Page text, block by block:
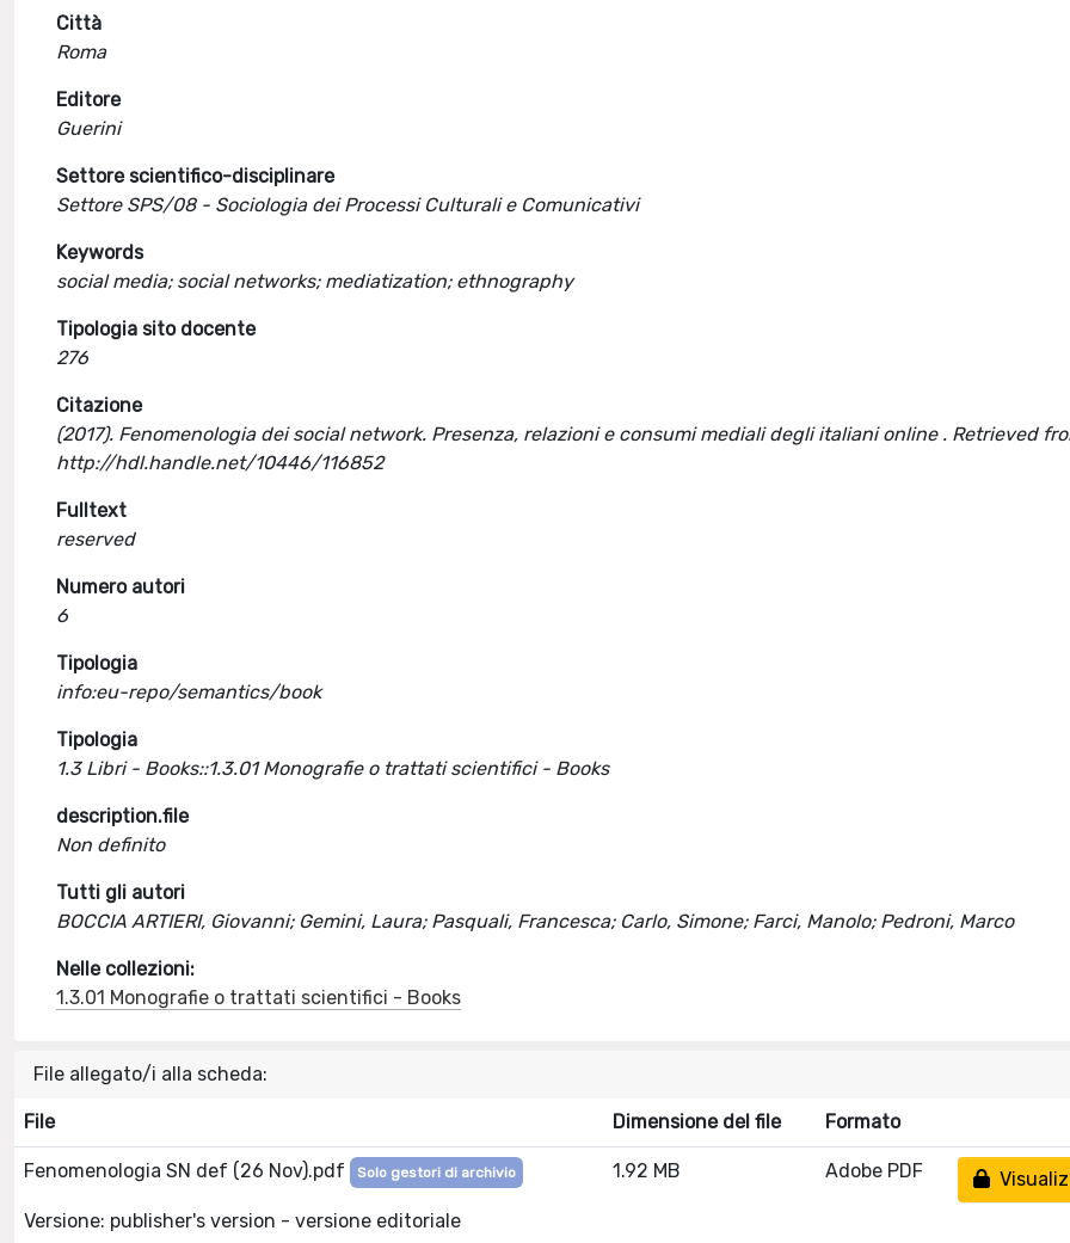
Città
Roma
Editore
Guerini
Settore scientifico-disciplinare
Settore SPS/08 - Sociologia dei Processi Culturali e Comunicativi
Keywords
social media; social networks; mediatization; ethnography
Tipologia sito docente
276
Citazione
(2017). Fenomenologia dei social network. Presenza, relazioni e consumi mediali degli italiani online . Retrieved
http://hdl.handle.net/10446/116852
Fulltext
reserved
Numero autori
6
Tipologia
info:eu-repo/semantics/book
Tipologia
1.3 Libri - Books::1.3.01 Monografie o trattati scientifici - Books
description.file
Non definito
Tutti gli autori
BOCCIA ARTIERI, Giovanni; Gemini, Laura; Pasquali, Francesca; Carlo, Simone; Farci, Manolo; Pedroni, Marco
Nelle collezioni:
1.3.01 Monografie o trattati scientifici - Books
File allegato/i alla scheda:
File Dimensione del file Formato
Fenomenologia SN def (26 Nov).pdf Solo gestori di archivio
Versione: publisher's version - versione editoriale
1.92 MB Adobe PDF